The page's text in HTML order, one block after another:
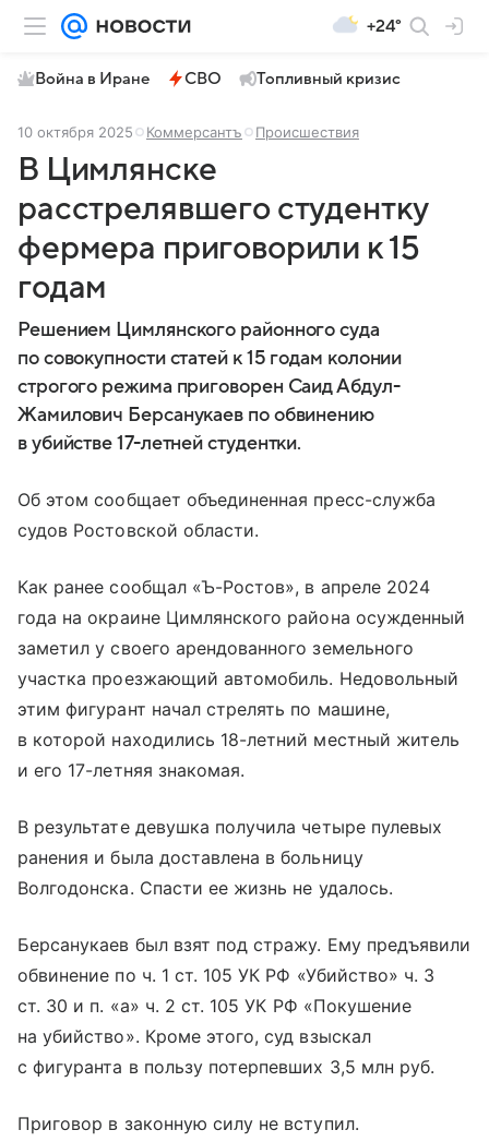
+24°
Война в Иране СВО Топливный кризис
10 октября 2025 Коммерсантъ Происшествия
В Цимлянске
расстрелявшего студентку
фермера приговорили к 15
годам
Решением Цимлянского районного суда
по совокупности статей к 15 годам колонии
строгого режима приговорен Саид Абдул-
Жамилович Берсанукаев по обвинению
в убийстве 17-летней студентки.
Об этом сообщает объединенная пресс-служба
судов Ростовской области.
Как ранее сообщал «Ъ-Ростов», в апреле 2024
года на окраине Цимлянского района осужденный
заметил у своего арендованного земельного
участка проезжающий автомобиль. Недовольный
этим фигурант начал стрелять по машине,
в которой находились 18-летний местный житель
и его 17-летняя знакомая.
В результате девушка получила четыре пулевых
ранения и была доставлена в больницу
Волгодонска. Спасти ее жизнь не удалось.
Берсанукаев был взят под стражу. Ему предъявили
обвинение по ч. 1 ст. 105 УК РФ «Убийство» ч. 3
ст. 30 и п. «а» ч. 2 ст. 105 УК РФ «Покушение
на убийство». Кроме этого, суд взыскал
с фигуранта в пользу потерпевших 3,5 млн руб.
Приговор в законную силу не вступил.